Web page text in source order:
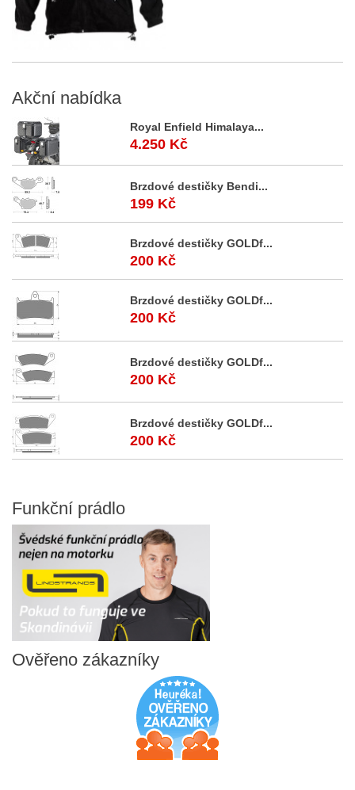
Akční nabídka
Royal Enfield Himalaya...
4.250 Kč
Brzdové destičky Bendi...
199 Kč
Brzdové destičky GOLDf...
200 Kč
Brzdové destičky GOLDf...
200 Kč
Brzdové destičky GOLDf...
200 Kč
Brzdové destičky GOLDf...
200 Kč
Funkční prádlo
Ověřeno zákazníky